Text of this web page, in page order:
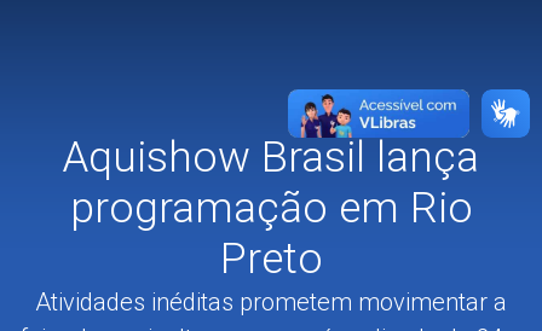
Aquishow Brasil lança
programação em Rio
Preto
Atividades inéditas prometem movimentar a